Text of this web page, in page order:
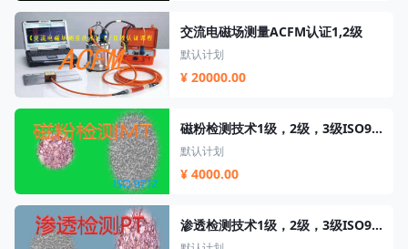
交流电磁场测量ACFM认证1,2级
默认计划
¥ 20000.00
磁粉检测技术1级，2级，3级ISO9712/特种设备
默认计划
¥ 4000.00
渗透检测技术1级，2级，3级ISO9712/特种设备